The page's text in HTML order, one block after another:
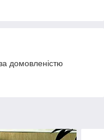
домовленістю